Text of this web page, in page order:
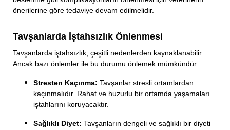
önerilerine göre tedaviye devam edilmelidir.
Tavşanlarda İştahsızlık Önlenmesi
Tavşanlarda iştahsızlık, çeşitli nedenlerden kaynaklanabilir.
Ancak bazı önlemler ile bu durumu önlemek mümkündür:
Stresten Kaçınma: Tavşanlar stresli ortamlardan
kaçınmalıdır. Rahat ve huzurlu bir ortamda yaşamaları
iştahlarını koruyacaktır.
Sağlıklı Diyet: Tavşanların dengeli ve sağlıklı bir diyeti